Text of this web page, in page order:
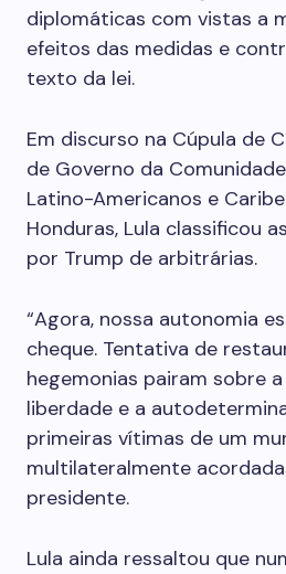
diplomáticas com vistas a
efeitos das medidas e
texto da lei.
Em discurso na Cúpula de
de Governo da
Latino-Americanos e
Honduras, Lula classificou
por Trump de arbitrárias.
“Agora, nossa autonomia
cheque. Tentativa de
hegemonias pairam sobre
liberdade e a
primeiras vítimas de um
multilateralmente
presidente.
Lula ainda ressaltou que